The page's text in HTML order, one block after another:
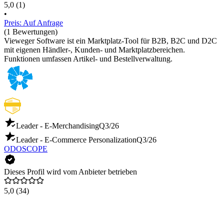
5,0 (1)
•
Preis: Auf Anfrage
(1 Bewertungen)
Vieweger Software ist ein Marktplatz-Tool für B2B, B2C und D2C
mit eigenen Händler-, Kunden- und Marktplatzbereichen.
Funktionen umfassen Artikel- und Bestellverwaltung.
Leader - E-MerchandisingQ3/26
Leader - E-Commerce PersonalizationQ3/26
ODOSCOPE
Dieses Profil wird vom Anbieter betrieben
5,0 (34)